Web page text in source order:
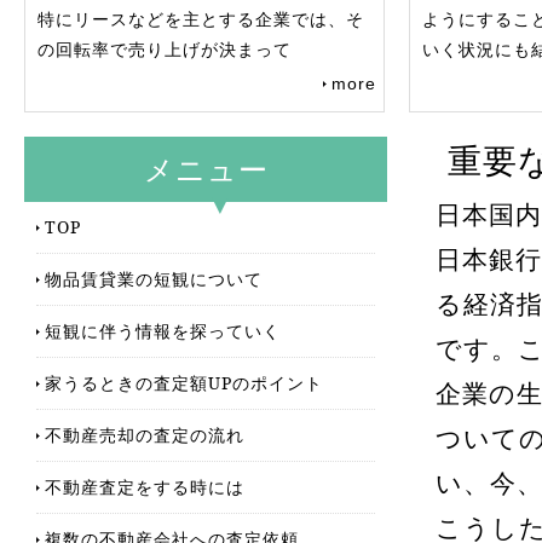
特にリースなどを主とする企業では、そ
の回転率で売り上げが決まって
more
ようにするこ
いく状況にも
メニュー
TOP
物品賃貸業の短観について
短観に伴う情報を探っていく
家うるときの査定額UPのポイント
不動産売却の査定の流れ
不動産査定をする時には
重要
日本国
日本銀
る経済
です。
企業の
ついて
い、今
こうし